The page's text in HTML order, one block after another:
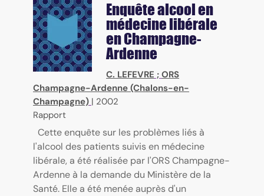
Enquête alcool en
médecine libérale
en Champagne-
Ardenne
C. LEFEVRE ; ORS
Champagne-Ardenne (Chalons-en-
Champagne) | 2002
Rapport
Cette enquête sur les problèmes liés à
l'alcool des patients suivis en médecine
libérale, a été réalisée par l'ORS Champagne-
Ardenne à la demande du Ministère de la
Santé. Elle a été menée auprès d'un